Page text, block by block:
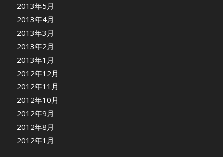
2013年5月
2013年4月
2013年3月
2013年2月
2013年1月
2012年12月
2012年11月
2012年10月
2012年9月
2012年8月
2012年1月